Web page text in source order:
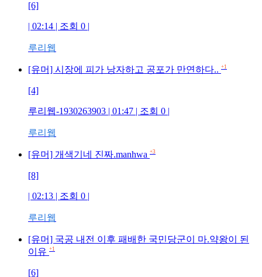
[6]
| 02:14 | 조회 0 |
루리웹
[유머] 시장에 피가 낭자하고 공포가 만연하다.. +1
[4]
루리웹-1930263903 | 01:47 | 조회 0 |
루리웹
[유머] 개색기네 진짜.manhwa +3
[8]
| 02:13 | 조회 0 |
루리웹
[유머] 국공 내전 이후 패배한 국민당군이 마.약왕이 된
이유 +1
[6]